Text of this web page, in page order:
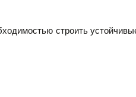
строить